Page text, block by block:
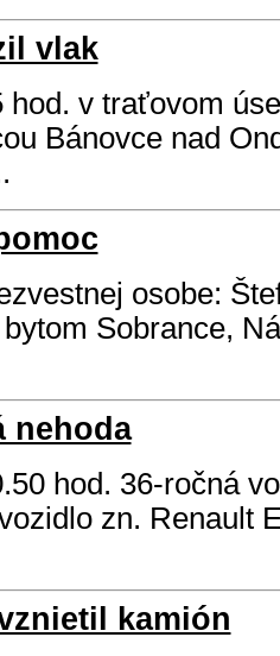
vlak
hod. v traťovom
Bánovce nad
osobe:
Sobrance,
nehoda
hod. 36-ročná
zn. Renault
kamión